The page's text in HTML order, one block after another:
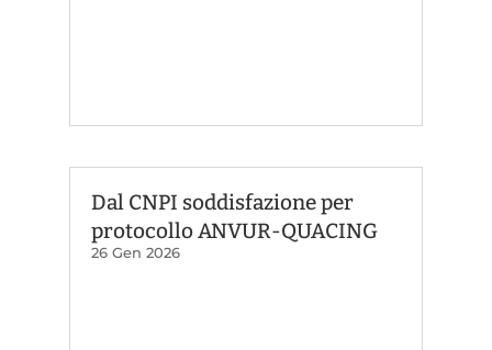
Dal CNPI soddisfazione per
protocollo ANVUR-QUACING
26 Gen 2026